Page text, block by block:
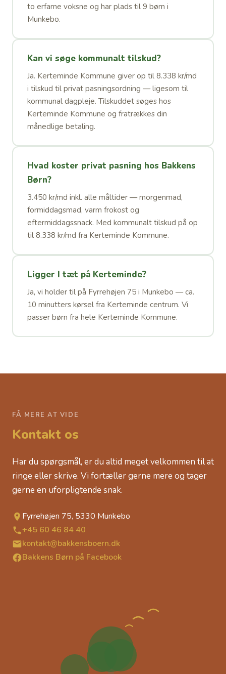
to erfarne voksne og har plads til 9 børn i
Munkebo.
Kan vi søge kommunalt tilskud?
Ja. Kerteminde Kommune giver op til 8.338 kr/md
i tilskud til privat pasningsordning — ligesom til
kommunal dagpleje. Tilskuddet søges hos
Kerteminde Kommune og fratrækkes din
månedlige betaling.
Hvad koster privat pasning hos Bakkens
Børn?
3.450 kr/md inkl. alle måltider — morgenmad,
formiddagsmad, varm frokost og
eftermiddagssnack. Med kommunalt tilskud på op
til 8.338 kr/md fra Kerteminde Kommune.
Ligger I tæt på Kerteminde?
Ja, vi holder til på Fyrrehøjen 75 i Munkebo — ca.
10 minutters kørsel fra Kerteminde centrum. Vi
passer børn fra hele Kerteminde Kommune.
FÅ MERE AT VIDE
Kontakt os
Har du spørgsmål, er du altid meget velkommen til at
ringe eller skrive. Vi fortæller gerne mere og tager
gerne en uforpligtende snak.
Fyrrehøjen 75, 5330 Munkebo
+45 60 46 84 40
kontakt@bakkensboern.dk
Bakkens Børn på Facebook